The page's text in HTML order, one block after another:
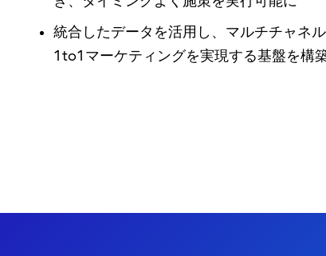
統合したデータを活用し、マルチチャネ
1to1マーケティングを実現する基盤を構